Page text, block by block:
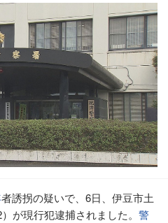
者誘拐の疑いで、6日、伊豆市土
が現行犯逮捕されました。 警